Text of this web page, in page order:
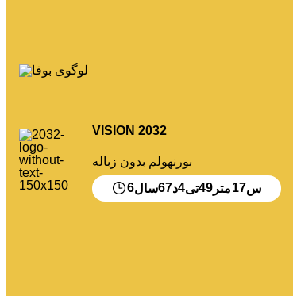
VISION 2032
بورنهولم بدون زباله
6سال67د4تی49 متر16س